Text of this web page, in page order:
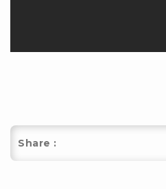
Share :